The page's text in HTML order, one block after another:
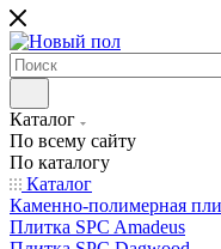
Каталог
По всему сайту
По каталогу
Каталог
Каменно-полимерная
Плитка SPC Amadeus